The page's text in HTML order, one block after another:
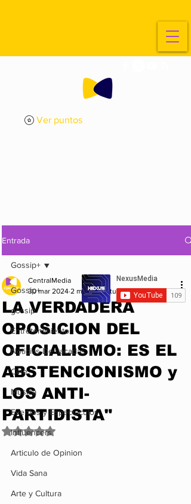
Ver puntos
Entrada
Gossip+
gossip
Entretenimiento
Noticias Destacadas
Cine
Musica
Eventos y Espectáculos
Influencers
Articulo de Opinion
Vida Sana
Arte y Cultura
Gossip+
LA VERDADERA
OPOSICION DEL
OFICIALISMO: ES EL
ABSTENCIONISMO y
LOS ANTI-
PARTIDISTA"
CentralMedia
30 mar 2024 2 min de lectura
Obtuvo NaN de 5 estrellas.